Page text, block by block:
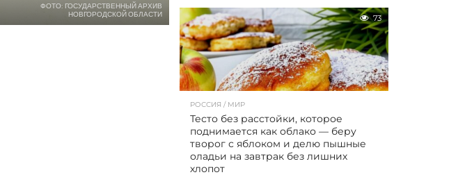
ФОТО: ГОСУДАРСТВЕННЫЙ АРХИВ
НОВГОРОДСКОЙ ОБЛАСТИ
73
РОССИЯ / МИР
Тесто без расстойки, которое
поднимается как облако — беру
творог с яблоком и делю пышные
оладьи на завтрак без лишних
хлопот